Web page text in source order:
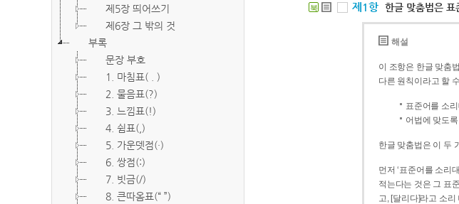
제5장 띄어쓰기
제6장 그 밖의 것
부록
문장 부호
1. 마침표( . )
2. 물음표(?)
3. 느낌표(!)
4. 쉼표(,)
5. 가운뎃점(·)
6. 쌍점(:)
7. 빗금(/)
8. 큰따옴표(“ ”)
북 제1항 한글 맞춤법은 표
해설
이 조항은 한글 맞춤
다른 원칙이라고 할
표준어를 소
어법에 맞도
한글 맞춤법은 이 두
먼저 ‘표준어를 소리
적는다는 것은 그 표준어를 적을 때 발
고, [달리다]라고 소리